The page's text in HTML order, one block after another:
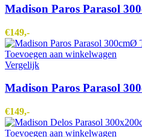
Madison Paros Parasol
€149,-
Toevoegen aan winkelwagen
Vergelijk
Madison Paros Parasol
€149,-
Toevoegen aan winkelwagen